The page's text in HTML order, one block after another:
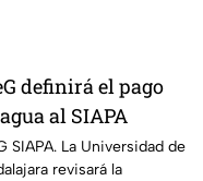
definirá el pago
al SIAPA
SIAPA. La Universidad de
revisará la